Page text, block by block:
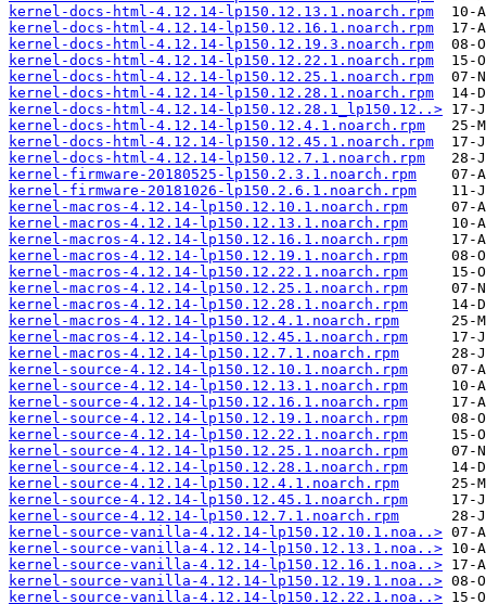
kernel-docs-html-4.12.14-lp150.12.13.1.noarch.rpm
kernel-docs-html-4.12.14-lp150.12.16.1.noarch.rpm
kernel-docs-html-4.12.14-lp150.12.19.3.noarch.rpm
kernel-docs-html-4.12.14-lp150.12.22.1.noarch.rpm
kernel-docs-html-4.12.14-lp150.12.25.1.noarch.rpm
kernel-docs-html-4.12.14-lp150.12.28.1.noarch.rpm
kernel-docs-html-4.12.14-lp150.12.28.1_lp150.12..>
kernel-docs-html-4.12.14-lp150.12.4.1.noarch.rpm
kernel-docs-html-4.12.14-lp150.12.45.1.noarch.rpm
kernel-docs-html-4.12.14-lp150.12.7.1.noarch.rpm
kernel-firmware-20180525-lp150.2.3.1.noarch.rpm
kernel-firmware-20181026-lp150.2.6.1.noarch.rpm
kernel-macros-4.12.14-lp150.12.10.1.noarch.rpm
kernel-macros-4.12.14-lp150.12.13.1.noarch.rpm
kernel-macros-4.12.14-lp150.12.16.1.noarch.rpm
kernel-macros-4.12.14-lp150.12.19.1.noarch.rpm
kernel-macros-4.12.14-lp150.12.22.1.noarch.rpm
kernel-macros-4.12.14-lp150.12.25.1.noarch.rpm
kernel-macros-4.12.14-lp150.12.28.1.noarch.rpm
kernel-macros-4.12.14-lp150.12.4.1.noarch.rpm
kernel-macros-4.12.14-lp150.12.45.1.noarch.rpm
kernel-macros-4.12.14-lp150.12.7.1.noarch.rpm
kernel-source-4.12.14-lp150.12.10.1.noarch.rpm
kernel-source-4.12.14-lp150.12.13.1.noarch.rpm
kernel-source-4.12.14-lp150.12.16.1.noarch.rpm
kernel-source-4.12.14-lp150.12.19.1.noarch.rpm
kernel-source-4.12.14-lp150.12.22.1.noarch.rpm
kernel-source-4.12.14-lp150.12.25.1.noarch.rpm
kernel-source-4.12.14-lp150.12.28.1.noarch.rpm
kernel-source-4.12.14-lp150.12.4.1.noarch.rpm
kernel-source-4.12.14-lp150.12.45.1.noarch.rpm
kernel-source-4.12.14-lp150.12.7.1.noarch.rpm
kernel-source-vanilla-4.12.14-lp150.12.10.1.noa..>
kernel-source-vanilla-4.12.14-lp150.12.13.1.noa..>
kernel-source-vanilla-4.12.14-lp150.12.16.1.noa..>
kernel-source-vanilla-4.12.14-lp150.12.19.1.noa..>
kernel-source-vanilla-4.12.14-lp150.12.22.1.noa..>